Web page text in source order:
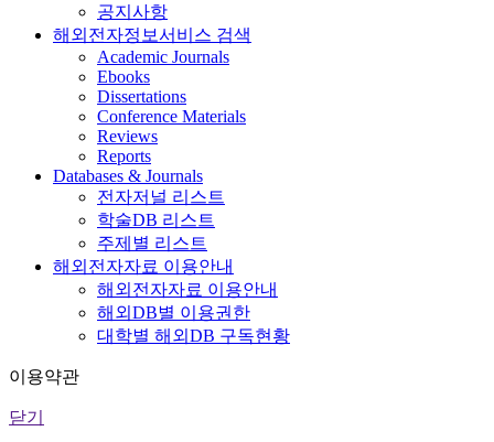
공지사항
해외전자정보서비스 검색
Academic Journals
Ebooks
Dissertations
Conference Materials
Reviews
Reports
Databases & Journals
전자저널 리스트
학술DB 리스트
주제별 리스트
해외전자자료 이용안내
해외전자자료 이용안내
해외DB별 이용권한
대학별 해외DB 구독현황
이용약관
닫기